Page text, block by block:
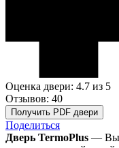
Оценка двери: 4.7 из 5
Отзывов: 40
Получить PDF двери
Поделиться
Дверь TermoPlus —